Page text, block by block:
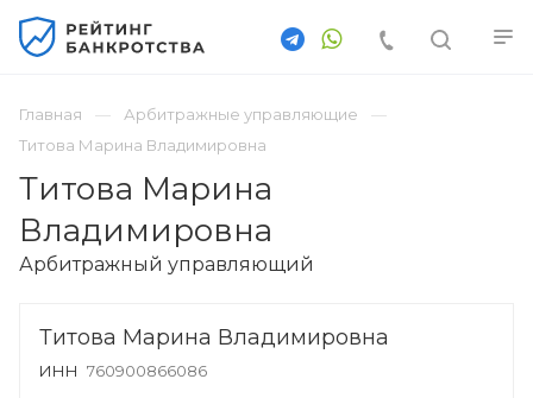
Главная
Арбитражные управляющие
Титова Марина Владимировна
Титова Марина
Владимировна
Арбитражный управляющий
Титова Марина Владимировна
ИНН 760900866086